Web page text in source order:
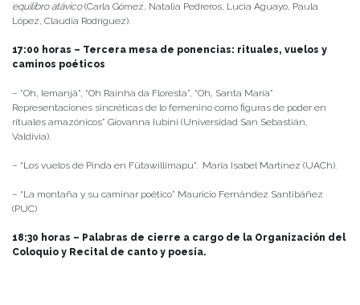
equilibro atávico(Carla Gómez, Natalia Pedreros, Lucía Aguayo, Paula
López, Claudia Rodríguez).
17:00 horas – Tercera mesa de ponencias: rituales, vuelos y
caminos poéticos
– “Oh, Iemanjá”, “Oh Rainha da Floresta”, “Oh, Santa María”
Representaciones sincréticas de lo femenino como figuras de poder en
rituales amazónicos” Giovanna Iubini (Universidad San Sebastián,
Valdivia).
– “Los vuelos de Pinda en Fütawillimapu”. María Isabel Martínez (UACh).
– “La montaña y su caminar poético” Mauricio Fernández Santibáñez
(PUC)
18:30 horas – Palabras de cierre a cargo de la Organización del
Coloquio y Recital de canto y poesía.